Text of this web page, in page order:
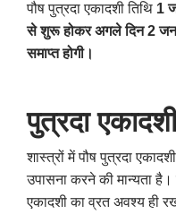
पौष पुत्रदा एकादशी तिथि 1
से शुरू होकर अगले दिन 2
समाप्त होगी।
पुत्रदा
शास्त्रों में पौष पुत्रदा
उपासना करने की मान्यता है।
एकादशी का व्रत अवश्य ही